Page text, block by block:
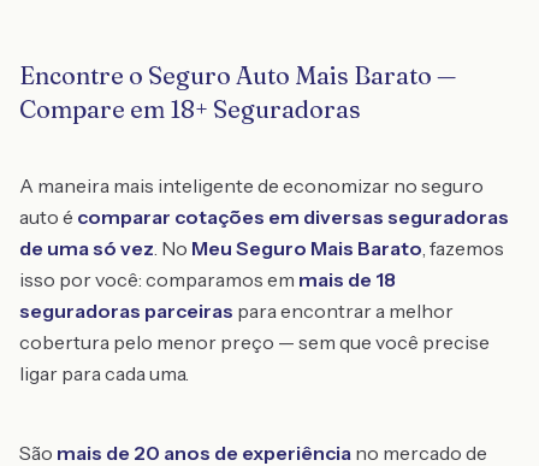
Encontre o Seguro Auto Mais Barato —
Compare em 18+ Seguradoras
A maneira mais inteligente de economizar no seguro
auto é comparar cotações em diversas seguradoras
de uma só vez. No Meu Seguro Mais Barato, fazemos
isso por você: comparamos em mais de 18
seguradoras parceiras para encontrar a melhor
cobertura pelo menor preço — sem que você precise
ligar para cada uma.
São mais de 20 anos de experiência no mercado de